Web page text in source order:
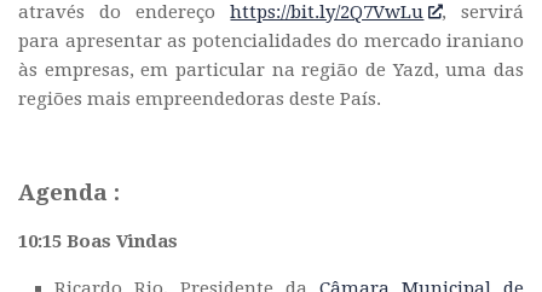
através do endereçohttps://bit.ly/2Q7VwLu
, servirá
para apresentar as potencialidades do mercado iraniano
às empresas, em particular na região de Yazd, uma das
regiões mais empreendedoras deste País.
Agenda :
10:15 Boas Vindas